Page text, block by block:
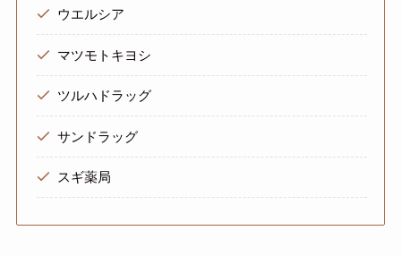
ウエルシア
マツモトキヨシ
ツルハドラッグ
サンドラッグ
スギ薬局